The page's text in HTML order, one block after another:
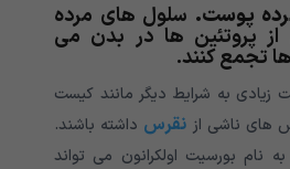
پوست. سلول های مرده
پروتئین ها در بدن می
ها تجمع کنند.
زیادی به شرایط دیگر مانند کیست
های ناشی از نقرس داشته باشند.
نام بورسیت اولکرانون می تواند